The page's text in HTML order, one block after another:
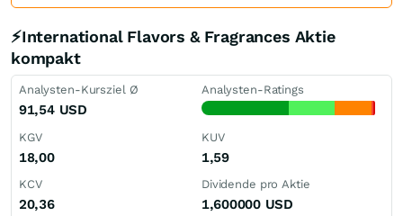
⚡International Flavors & Fragrances Aktie
kompakt
Analysten-Kursziel Ø
91,54 USD
Analysten-Ratings
KGV
18,00
KUV
1,59
KCV
20,36
Dividende pro Aktie
1,600000 USD